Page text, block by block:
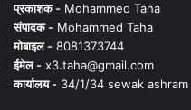
प्रकाशक - Mohammed Taha
संपादक - Mohammed Taha
मोबाइल - 8081373744
ईमेल - x3.taha@gmail.com
कार्यालय - 34/1/34 sewak